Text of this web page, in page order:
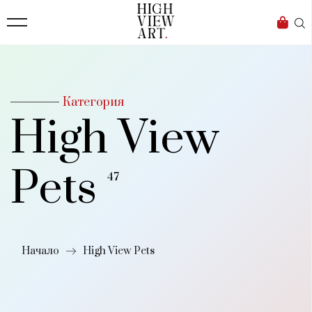
Бизнес
1633
Dialogue
Изкуство
4340
Красота
Дизайн
1272
Категория
High View
Pets
47
Начало High View Pets